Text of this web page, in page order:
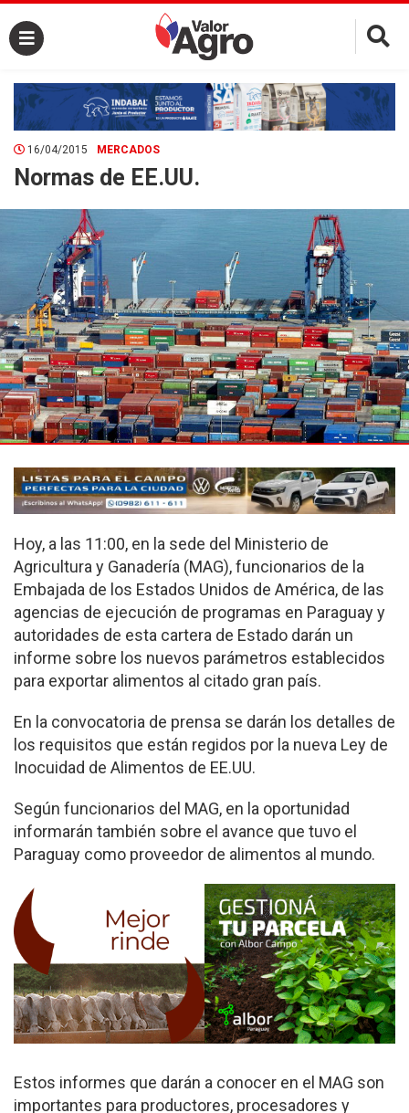
×
16/04/2015 MERCADOS
Normas de EE.UU.
Hoy, a las 11:00, en la sede del Ministerio de
Agricultura y Ganadería (MAG), funcionarios de la
Embajada de los Estados Unidos de América, de las
agencias de ejecución de programas en Paraguay y
autoridades de esta cartera de Estado darán un
informe sobre los nuevos parámetros establecidos
para exportar alimentos al citado gran país.
En la convocatoria de prensa se darán los detalles de
los requisitos que están regidos por la nueva Ley de
Inocuidad de Alimentos de EE.UU.
Según funcionarios del MAG, en la oportunidad
informarán también sobre el avance que tuvo el
Paraguay como proveedor de alimentos al mundo.
Estos informes que darán a conocer en el MAG son
importantes para productores, procesadores y